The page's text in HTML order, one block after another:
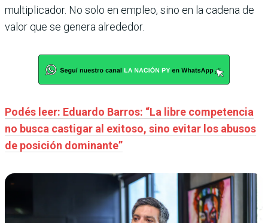
multiplicador. No solo en empleo, sino en la cadena de
valor que se genera alrededor.
Podés leer: Eduardo Barros: “La libre competencia
no busca castigar al exitoso, sino evitar los abusos
de posición dominante”